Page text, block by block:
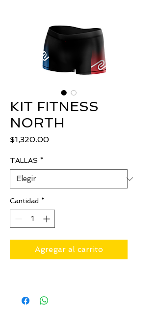
KIT FITNESS
NORTH
$1,320.00Precio
TALLAS *
Cantidad *
Agregar al carrito